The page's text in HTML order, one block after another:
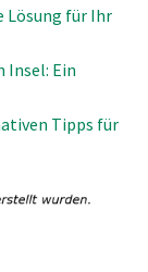
Lösung für Ihr
Insel: Ein
Tipps für